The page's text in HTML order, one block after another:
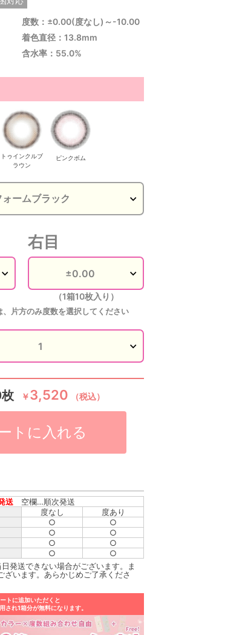
度数：±0.00(度なし)～-10.00
着色直径：13.8mm
含水率：55.0%
トゥインクルブ
ラウン
ピンクボム
右目
（1箱10枚入り）
片方のみ度数を選択してください
￥3,520 （税込）
トに入れる
送 空欄…順次発送
度なし 度あり
○ ○
○ ○
○ ○
○
○
発送できない場合がございます。ま
ざいます。あらかじめご了承くださ
トに追加いただくと
され1箱分が無料になります。